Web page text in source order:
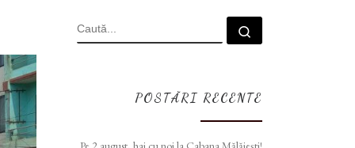
CĂUTARE
POSTĂRI RECENTE